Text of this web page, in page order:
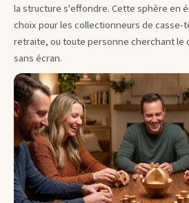
la structure s'effondre. Cette sphère en
choix pour les collectionneurs de
retraite, ou toute personne cherchant le
sans écran.